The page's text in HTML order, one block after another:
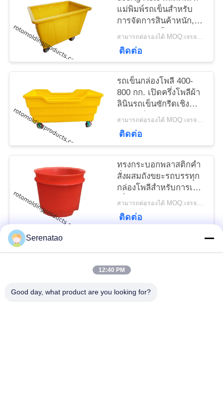
ราคา
แผนผัง
เว็บไซต์
PRIVACY
POLICY
แม่พิมพ์รถเข็นสำหรับ
การจัดการสินค้าหนัก,
ถังบรรจุขวดโพลีข้าม
สามารถต่อรองได้ MOQ:เจรจาต่อรอง
ติดต่อ
รถเข็นกล่องโพลี 400-
800 กก. เปิดครึ่งโพลีผ้า
ลินินรถเข็นซักรีดเชิง
พาณิชย์บนล้อ
สามารถต่อรองได้ MOQ:เจรจาต่อรอง
ติดต่อ
ทรงกระบอกพลาสติกคำ
สั่งผสมถังขยะรถบรรทุก
กล่องโพลีสำหรับการเก็บ
เกี่ยวอาหารและยา
สามารถต่อรองได้ MOQ:เจรจาต่อรอง
ติดต่อ
หมวดหมู่ยอดนิยม
ผลิตภัณฑ์
รถบรรทุกตู้โพลี
Serenatao
12:40 PM
Good day, what product are you looking for?